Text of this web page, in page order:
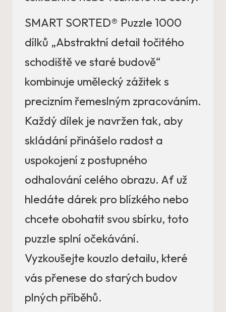
SMART SORTED® Puzzle 1000
dílků „Abstraktní detail točitého
schodiště ve staré budově“
kombinuje umělecký zážitek s
precizním řemeslným zpracováním.
Každý dílek je navržen tak, aby
skládání přinášelo radost a
uspokojení z postupného
odhalování celého obrazu. Ať už
hledáte dárek pro blízkého nebo
chcete obohatit svou sbírku, toto
puzzle splní očekávání.
Vyzkoušejte kouzlo detailu, které
vás přenese do starých budov
plných příběhů.